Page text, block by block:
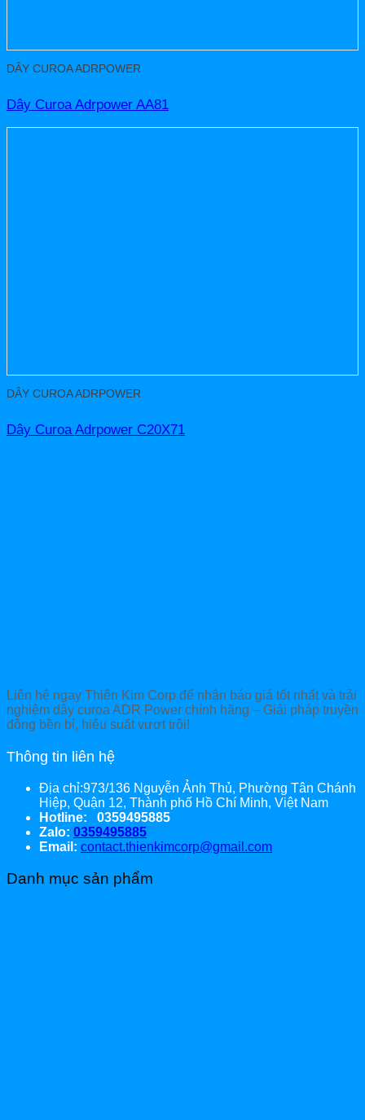
DÂY CUROA ADRPOWER
Dây Curoa Adrpower AA81
DÂY CUROA ADRPOWER
Dây Curoa Adrpower C20X71
Liên hệ ngay Thiên Kim Corp để nhận báo giá tốt nhất và trải
nghiệm dây curoa ADR Power chính hãng – Giải pháp truyền
động bền bỉ, hiệu suất vượt trội!
Thông tin liên hệ
Địa chỉ:973/136 Nguyễn Ảnh Thủ, Phường Tân Chánh
Hiệp, Quận 12, Thành phố Hồ Chí Minh, Việt Nam
Hotline: 0359495885
Zalo: 0359495885
Email: contact.thienkimcorp@gmail.com
Danh mục sản phẩm